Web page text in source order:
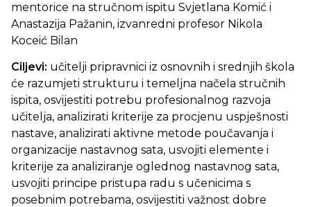
mentorice na stručnom ispitu Svjetlana Komić i
Anastazija Pažanin, izvanredni profesor Nikola
Koceić Bilan
Ciljevi: učitelji pripravnici iz osnovnih i srednjih škola
će razumjeti strukturu i temeljna načela stručnih
ispita, osvijestiti potrebu profesionalnog razvoja
učitelja, analizirati kriterije za procjenu uspješnosti
nastave, analizirati aktivne metode poučavanja i
organizacije nastavnog sata, usvojiti elemente i
kriterije za analiziranje oglednog nastavnog sata,
usvojiti principe pristupa radu s učenicima s
posebnim potrebama, osvijestiti važnost dobre